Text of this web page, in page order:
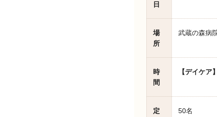
日
場
所
武蔵の森病
時
間
【デイケア
定
50名